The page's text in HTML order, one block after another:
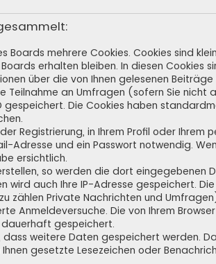
Boards mehrere Cookies. Cookies sind
erhalten bleiben. In diesen Cookies
über die von Ihnen gelesenen
an Umfragen (sofern Sie
gespeichert. Die Cookies haben
Registrierung, in Ihrem Profil oder Ihrem
Adresse und ein Passwort notwendig.
ersichtlich.
so werden die dort eingegebenen
wird auch Ihre IP-Adresse gespeichert.
zählen Private Nachrichten und
Anmeldeversuche. Die von Ihrem
dauerhaft gespeichert.
weitere Daten gespeichert werden.
gesetzte Lesezeichen oder